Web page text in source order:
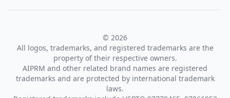
© 2026
All logos, trademarks, and registered trademarks are the
property of their respective owners.
AIPRM and other related brand names are registered
trademarks and are protected by international trademark
laws.